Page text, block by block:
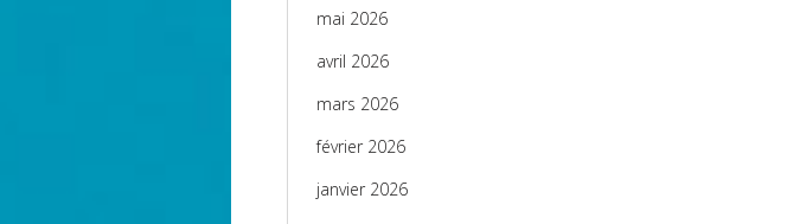
mai 2026
avril 2026
mars 2026
février 2026
janvier 2026